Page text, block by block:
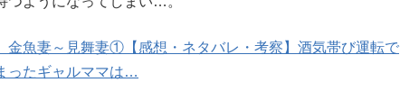
金魚妻～見舞妻①【感想・ネタバレ・考察】酒気帯び運転で
ったギャルママは…